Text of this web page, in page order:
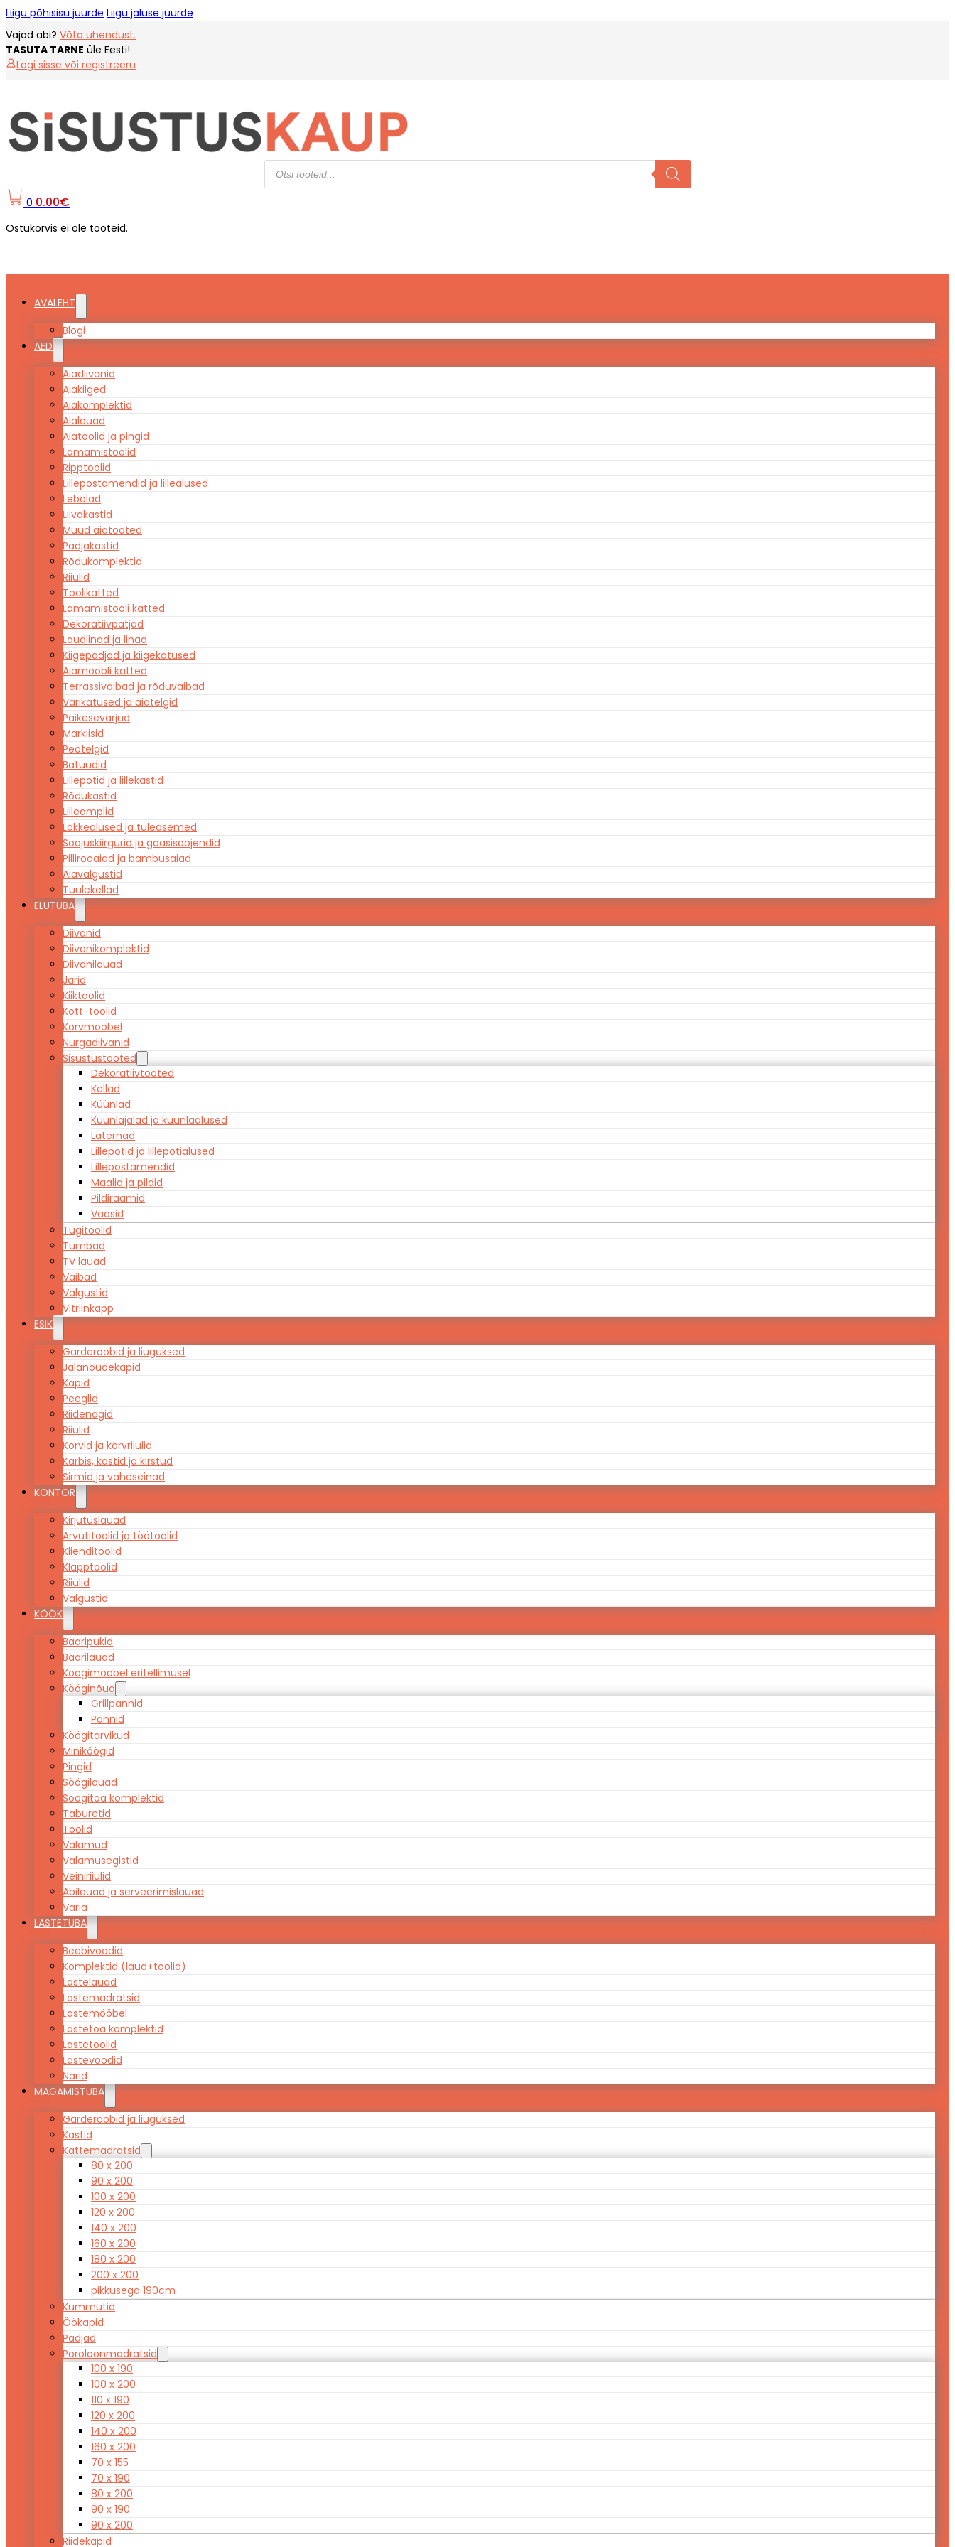
Liigu põhisisu juurde Liigu jaluse juurde
Vajad abi? Võta ühendust.
TASUTA TARNE üle Eesti!
Logi sisse või registreeru
Products
search
0 0.00€
Ostukorvis ei ole tooteid.
AVALEHT
Blogi
AED
Aiadiivanid
Aiakiiged
Aiakomplektid
Aialauad
Aiatoolid ja pingid
Lamamistoolid
Ripptoolid
Lillepostamendid ja lillealused
Lebolad
Liivakastid
Muud aiatooted
Padjakastid
Rõdukomplektid
Riiulid
Toolikatted
Lamamistooli katted
Dekoratiivpatjad
Laudlinad ja linad
Kiigepadjad ja kiigekatused
Aiamööbli katted
Terrassivaibad ja rõduvaibad
Varikatused ja aiatelgid
Päikesevarjud
Markiisid
Peotelgid
Batuudid
Lillepotid ja lillekastid
Rõdukastid
Lilleamplid
Lõkkealused ja tuleasemed
Soojuskiirgurid ja gaasisoojendid
Pillirooaiad ja bambusaiad
Aiavalgustid
Tuulekellad
ELUTUBA
Diivanid
Diivanikomplektid
Diivanilauad
Järid
Kiiktoolid
Kott-toolid
Korvmööbel
Nurgadiivanid
Sisustustooted
Dekoratiivtooted
Kellad
Küünlad
Küünlajalad ja küünlaalused
Laternad
Lillepotid ja lillepotialused
Lillepostamendid
Maalid ja pildid
Pildiraamid
Vaasid
Tugitoolid
Tumbad
TV lauad
Vaibad
Valgustid
Vitriinkapp
ESIK
Garderoobid ja liuguksed
Jalanõudekapid
Kapid
Peeglid
Riidenagid
Riiulid
Korvid ja korvriiulid
Karbis, kastid ja kirstud
Sirmid ja vaheseinad
KONTOR
Kirjutuslauad
Arvutitoolid ja töötoolid
Klienditoolid
Klapptoolid
Riiulid
Valgustid
KÖÖK
Baaripukid
Baarilauad
Köögimööbel eritellimusel
Kööginõud
Grillpannid
Pannid
Köögitarvikud
Miniköögid
Pingid
Söögilauad
Söögitoa komplektid
Taburetid
Toolid
Valamud
Valamusegistid
Veiniriiulid
Abilauad ja serveerimislauad
Varia
LASTETUBA
Beebivoodid
Komplektid (laud+toolid)
Lastelauad
Lastemadratsid
Lastemööbel
Lastetoa komplektid
Lastetoolid
Lastevoodid
Narid
MAGAMISTUBA
Garderoobid ja liuguksed
Kastid
Kattemadratsid
80 x 200
90 x 200
100 x 200
120 x 200
140 x 200
160 x 200
180 x 200
200 x 200
pikkusega 190cm
Kummutid
Öökapid
Padjad
Poroloonmadratsid
100 x 190
100 x 200
110 x 190
120 x 200
140 x 200
160 x 200
70 x 155
70 x 190
80 x 200
90 x 190
90 x 200
Riidekapid